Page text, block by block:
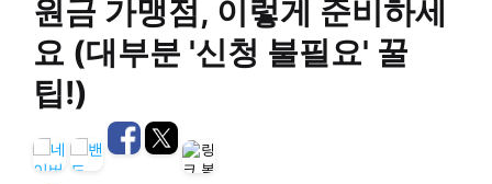
원금 가맹점, 이렇게 준비하세
요 (대부분 '신청 불필요' 꿀
팁!)